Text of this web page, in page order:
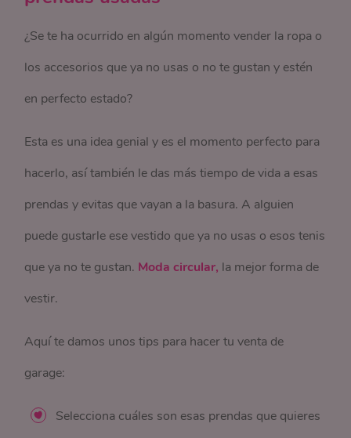
¿Se te ha ocurrido en algún momento vender la ropa o
los accesorios que ya no usas o no te gustan y estén
en perfecto estado?
Esta es una idea genial y es el momento perfecto para
hacerlo, así también le das más tiempo de vida a esas
prendas y evitas que vayan a la basura. A alguien
puede gustarle ese vestido que ya no usas o esos tenis
que ya no te gustan. Moda circular, la mejor forma de
vestir.
Aquí te damos unos tips para hacer tu venta de
garage:
Selecciona cuáles son esas prendas que quieres